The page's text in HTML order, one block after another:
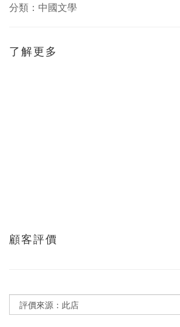
分類： 中國文學
了解更多
顧客評價